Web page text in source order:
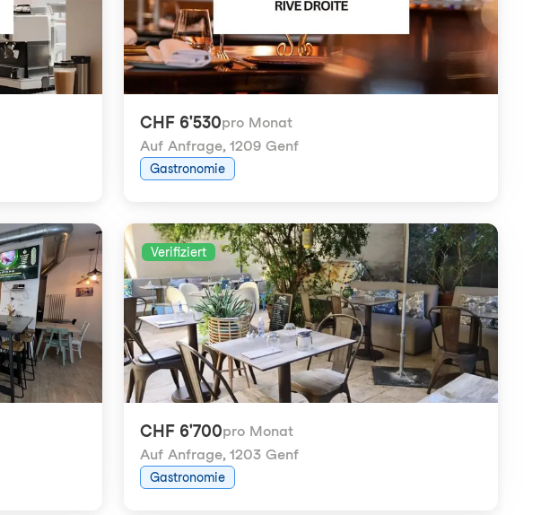
CHF 6'530pro Monat
Auf Anfrage, 1209 Genf
Gastronomie
Verifiziert
CHF 6'700pro Monat
Auf Anfrage, 1203 Genf
Gastronomie